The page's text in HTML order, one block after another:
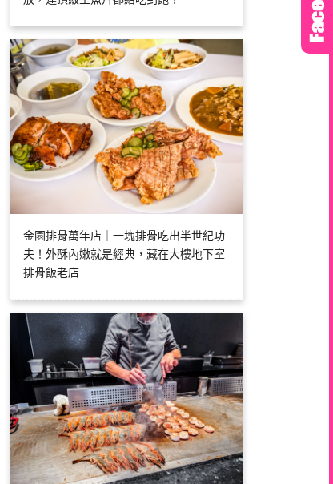
金園排骨萬年店｜一塊排骨吃出半世紀功
夫！外酥內嫩就是經典，藏在大樓地下室
排骨飯老店